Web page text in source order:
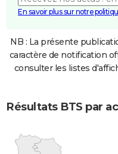
En savoir plus sur notre
NB : La présente
caractère de notification
consulter les listes
Résultats BTS par